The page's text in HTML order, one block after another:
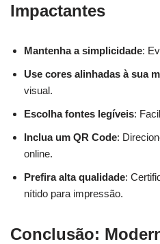
Impactantes
Mantenha a simplicidade:
Use cores alinhadas à sua
visual.
Escolha fontes legíveis:
Inclua um QR Code:
online.
Prefira alta qualidade:
nítido para impressão.
Conclusão: